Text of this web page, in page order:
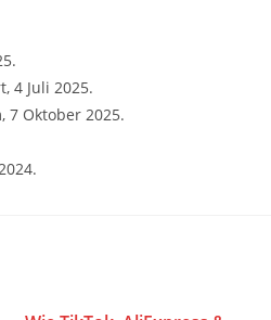
4 Juli 2025.
7 Oktober 2025.